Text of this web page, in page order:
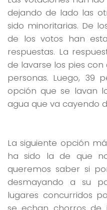
dejando de lado las
sido minoritarias. De
de los votos han
respuestas. La
de lavarse los pies
personas. Luego, 39
opción que se lavan
agua que va cayendo
La siguiente opción
ha sido la de que
queremos saber si
desmayando a su
lugares concurridos